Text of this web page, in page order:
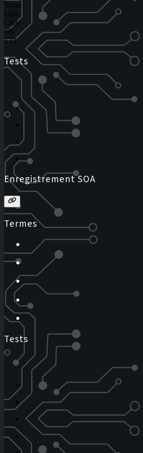
Statut
Hôte
Cible
IPs
TTL
Tests
Enregistrement SOA
Termes
Tests